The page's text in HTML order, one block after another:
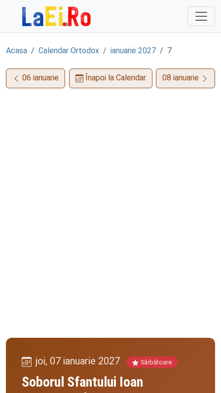
Sari la continut
Acasa Calendar Ortodox ianuarie 2027 7
06 ianuarie Înapoi la Calendar 08 ianuarie
joi, 07 ianuarie 2027 Sărbătoare
Soborul Sfantului Ioan